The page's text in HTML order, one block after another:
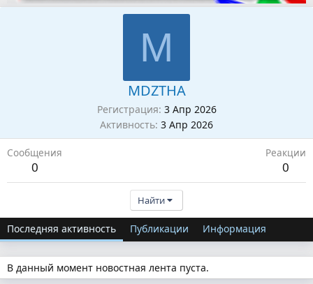
M
MDZTHA
Регистрация 3 Апр 2026
Активность 3 Апр 2026
Сообщения
0
Реакции
0
Найти
Последняя активность Публикации Информация
В данный момент новостная лента пуста.